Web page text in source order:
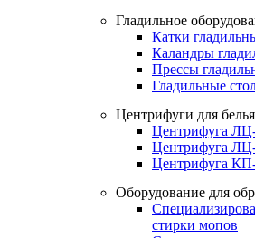
Гладильное
Катки
Каландры
Прессы
Гладильные
Центрифуги для белья
Центрифуга
Центрифуга
Центрифуга
Оборудование для
стирки мопов